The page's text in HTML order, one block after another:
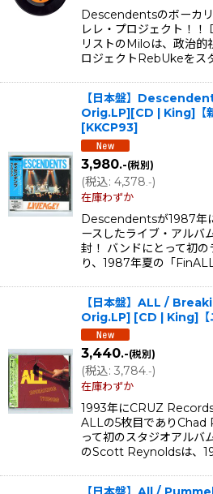
Descendentsのボーカ
レレ・プロジェクト！
リストのMiloは、政治的
ロジェクトRebUkeをス
【日本盤】
Orig.LP][CD | King]【新
[KKCP93]
3,980.-(税別)
(税込: 4,378 .-)
在庫わずか
Descendentsが1987年
ースしたライブ・アルバ
封！ バンドにとって初
り、1987年夏の「
【日本盤】ALL /
Orig.LP] [CD | King]【
3,440.-(税別)
(税込: 3,784.-)
在庫わずか
1993年にCRUZ
ALLの5枚目でありChad
って初のスタジオアルバ
のScott Reynoldsは、